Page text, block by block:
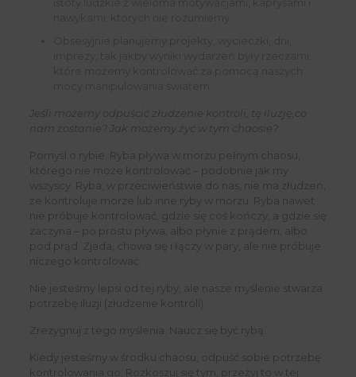
Jeśli możemy odpuścić złudzenie kontroli, tę iluzję,co
nam zostanie? Jak możemy żyć w tym chaosie?
Pomyśl o rybie. Ryba pływa w morzu pełnym chaosu,
którego nie może kontrolować – podobnie jak my
wszyscy. Ryba, w przeciwieństwie do nas, nie ma złudzeń,
że kontroluje morze lub inne ryby w morzu. Ryba nawet
nie próbuje kontrolować, gdzie się coś kończy, a gdzie się
zaczyna – po prostu pływa, albo płynie z prądem, albo
pod prąd. Zjada, chowa się i łączy w pary, ale nie próbuje
niczego kontrolować.
Nie jesteśmy lepsi od tej ryby, ale nasze myślenie stwarza
potrzebę iluzji (złudzenie kontroli).
Zrezygnuj z tego myślenia. Naucz się być rybą.
Kiedy jesteśmy w środku chaosu, odpuść sobie potrzebę
kontrolowania go. Rozkoszuj się tym, przeżyj to w tej